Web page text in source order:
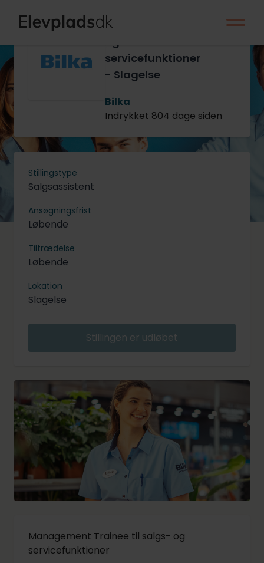
Trainee til salgs-
og
servicefunktioner
- Slagelse
Bilka
Indrykket 804 dage siden
Stillingstype
Salgsassistent
Ansøgningsfrist
Løbende
Tiltrædelse
Løbende
Lokation
Slagelse
Stillingen er udløbet
Management Trainee til salgs- og
servicefunktioner